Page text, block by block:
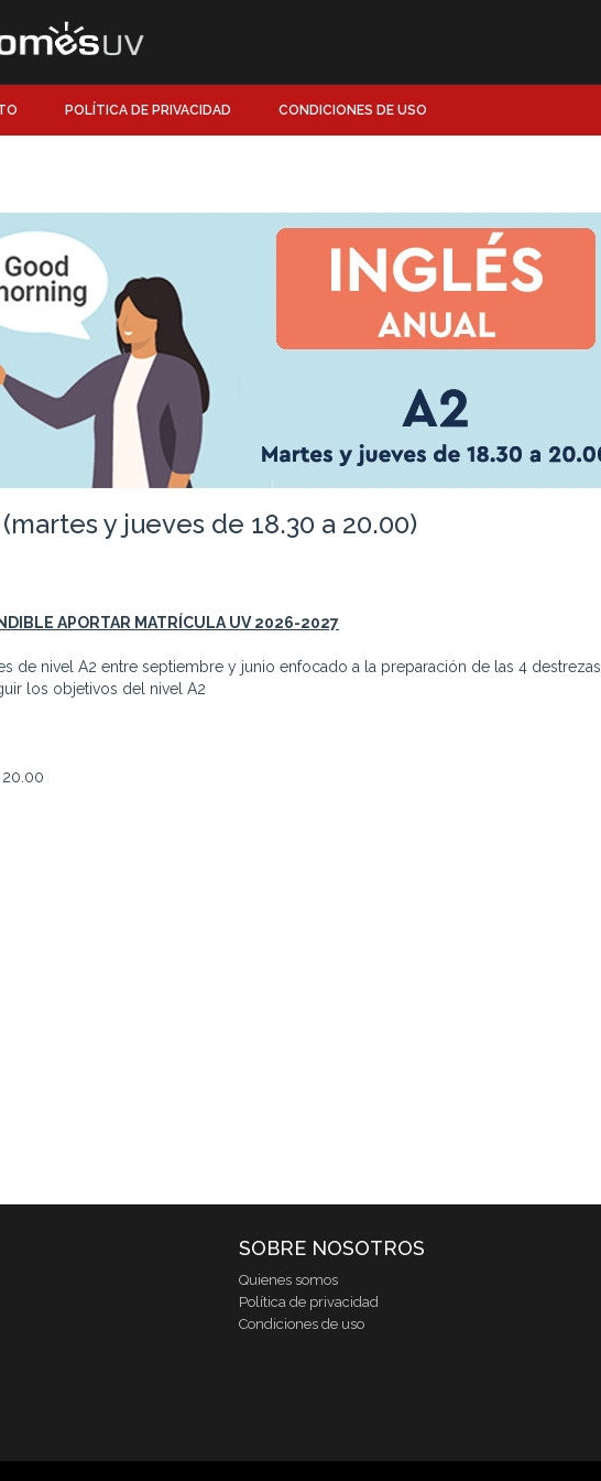
POLÍTICA DE PRIVACIDAD CONDICIONES DE USO
y jueves de 18.30 a 20.00)
APORTAR MATRÍCULA UV2026-2027
de nivel A2 entre septiembre y junio enfocado a la preparación de las 4 destrezas
los objetivos del nivel A2
20.00
SOBRE NOSOTROS
Quienes somos
Política de privacidad
Condiciones de uso